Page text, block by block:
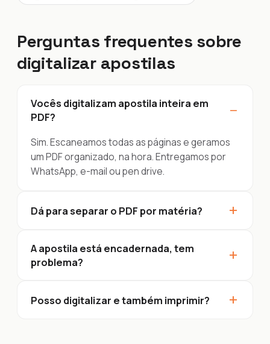
Perguntas frequentes sobre
digitalizar apostilas
Vocês digitalizam apostila inteira em
PDF?
−
Sim. Escaneamos todas as páginas e geramos
um PDF organizado, na hora. Entregamos por
WhatsApp, e-mail ou pen drive.
Dá para separar o PDF por matéria? +
A apostila está encadernada, tem
problema?
+
Posso digitalizar e também imprimir? +